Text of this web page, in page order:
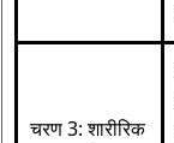
चरण 3: शारीरिक